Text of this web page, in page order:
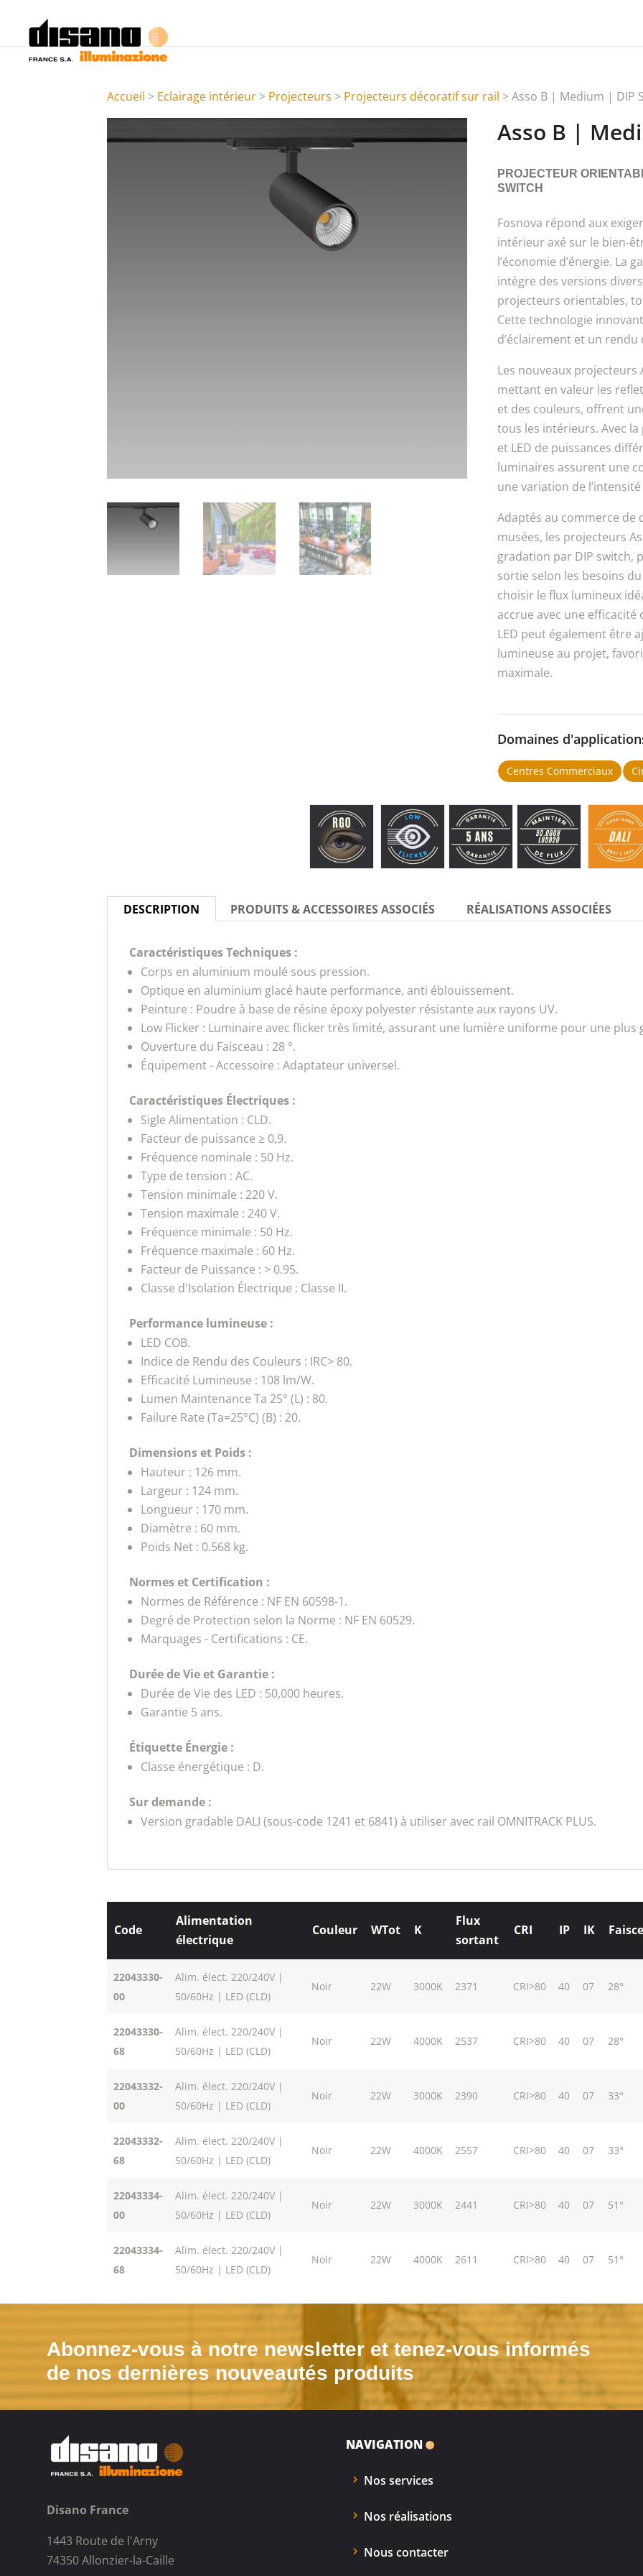
Accueil > Eclairage intérieur > Projecteurs > Projecteurs décoratif sur rail > Asso B | Medium | DIP
Asso B |
PROJECTEUR
SWITCH
Fosnova répond aux
intérieur axé sur le bien-
l’économie d’énergie. La
intègre des versions
projecteurs orientables,
Cette technologie
d’éclairement et un
Les nouveaux projecteurs
mettant en valeur les
et des couleurs, offrent
tous les intérieurs. Avec
et LED de puissances
luminaires assurent une
une variation de
Adaptés au commerce de
musées, les projecteurs
gradation par DIP switch,
sortie selon les besoins
choisir le flux lumineux
accrue avec une efficacité
LED peut également être
lumineuse au projet,
maximale.
Domaines
Centres Commerciaux
DESCRIPTION PRODUITS & ACCESSOIRES ASSOCIÉS RÉALISATIONS ASSOCIÉES
Caractéristiques Techniques :
Corps en aluminium moulé sous pression.
Optique en aluminium glacé haute performance, anti éblouissement.
Peinture : Poudre à base de résine époxy polyester résistante aux rayons UV.
Low Flicker : Luminaire avec flicker très limité, assurant une lumière uniforme pour une plus
Ouverture du Faisceau : 28 °.
Équipement - Accessoire : Adaptateur universel.
Caractéristiques Électriques :
Sigle Alimentation : CLD.
Facteur de puissance ≥ 0,9.
Fréquence nominale : 50 Hz.
Type de tension : AC.
Tension minimale : 220 V.
Tension maximale : 240 V.
Fréquence minimale : 50 Hz.
Fréquence maximale : 60 Hz.
Facteur de Puissance : > 0.95.
Classe d'Isolation Électrique : Classe II.
Performance lumineuse :
LED COB.
Indice de Rendu des Couleurs : IRC> 80.
Efficacité Lumineuse : 108 lm/W.
Lumen Maintenance Ta 25° (L) : 80.
Failure Rate (Ta=25°C) (B) : 20.
Dimensions et Poids :
Hauteur : 126 mm.
Largeur : 124 mm.
Longueur : 170 mm.
Diamètre : 60 mm.
Poids Net : 0.568 kg.
Normes et Certification :
Normes de Référence : NF EN 60598-1.
Degré de Protection selon la Norme : NF EN 60529.
Marquages - Certifications : CE.
Durée de Vie et Garantie :
Durée de Vie des LED : 50,000 heures.
Garantie 5 ans.
Étiquette Énergie :
Classe énergétique : D.
Sur demande :
Version gradable DALI (sous-code 1241 et 6841) à utiliser avec rail OMNITRACK PLUS.
Code
Alimentation
électrique
Couleur WTot K
Flux
sortant
CRI IP IK
22043330-
00
Alim. élect. 220/240V |
50/60Hz | LED (CLD)
Noir 22W 3000K 2371 CRI>80 40 07 28°
22043330-
68
Alim. élect. 220/240V |
50/60Hz | LED (CLD)
Noir 22W 4000K 2537 CRI>80 40 07 28°
22043332-
00
Alim. élect. 220/240V |
50/60Hz | LED (CLD)
Noir 22W 3000K 2390 CRI>80 40 07 33°
22043332-
68
Alim. élect. 220/240V |
50/60Hz | LED (CLD)
Noir 22W 4000K 2557 CRI>80 40 07 33°
22043334-
00
Alim. élect. 220/240V |
50/60Hz | LED (CLD)
Noir 22W 3000K 2441 CRI>80 40 07 51°
22043334-
68
Alim. élect. 220/240V |
50/60Hz | LED (CLD)
Noir 22W 4000K 2611 CRI>80 40 07 51°
Abonnez-vous à notre newsletter et tenez-vous informés
de nos dernières nouveautés produits
Disano France
1443 Route de l'Arny
74350 Allonzier-la-Caille
NAVIGATION
Nos services
Nos réalisations
Nous contacter